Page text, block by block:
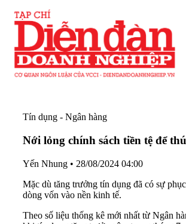
Tín dụng - Ngân hàng
Nới lỏng chính sách tiền tệ để
Yến Nhung • 28/08/2024 04:00
Mặc dù tăng trưởng tín dụng đã có sự
dòng vốn vào nền kinh tế.
Theo số liệu thống kê mới nhất từ Ngân